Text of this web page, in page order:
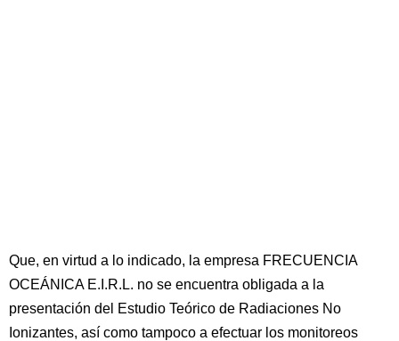
Que, en virtud a lo indicado, la empresa FRECUENCIA
OCEÁNICA E.I.R.L. no se encuentra obligada a la
presentación del Estudio Teórico de Radiaciones No
Ionizantes, así como tampoco a efectuar los monitoreos